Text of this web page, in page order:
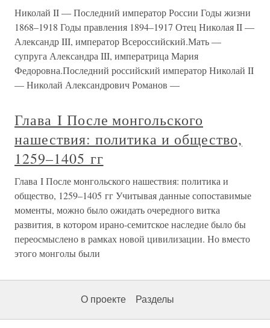
Николай II — Последний император России Годы жизни
1868–1918 Годы правления 1894–1917 Отец Николая II —
Александр III, император Всероссийский.Мать —
супруга Александра III, императрица Мария
Федоровна.Последний российский император Николай II
— Николай Александрович Романов —
Глава I После монгольского
нашествия: политика и общество,
1259–1405 гг
Глава I После монгольского нашествия: политика и
общество, 1259–1405 гг Учитывая данные сопоставимые
моменты, можно было ожидать очередного витка
развития, в котором ирано-семитское наследие было бы
переосмыслено в рамках новой цивилизации. Но вместо
этого монголы были
О проекте Разделы